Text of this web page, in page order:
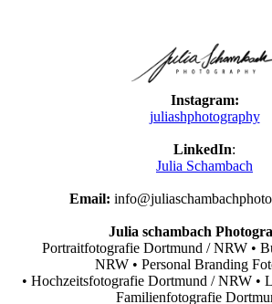
Instagram:
juliashphotography
LinkedIn:
Julia Schambach
Email:
Julia schambach
Portraitfotografie Dortmund / NRW •
NRW • Personal Branding
• Hochzeitsfotografie Dortmund / NRW •
Familienfotografie